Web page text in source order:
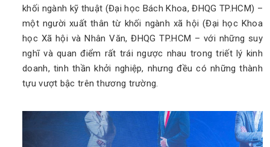
khối ngành kỹ thuật (Đại học Bách Khoa, ĐHQG TP.HCM) –
một người xuất thân từ khối ngành xã hội (Đại học Khoa
học Xã hội và Nhân Văn, ĐHQG TP.HCM – với những suy
nghĩ và quan điểm rất trái ngược nhau trong triết lý kinh
doanh, tinh thần khởi nghiệp, nhưng đều có những thành
tựu vượt bậc trên thương trường.